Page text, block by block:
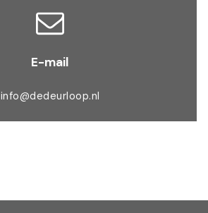
E-mail
info@dedeurloop.nl